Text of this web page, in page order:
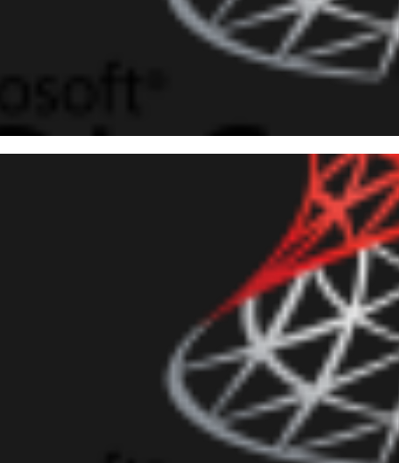
- Cómo cambiar el dueño
usuario en SQL Agent